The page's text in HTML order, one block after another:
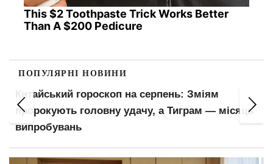
This $2 Toothpaste Trick Works Better
Than A $200 Pedicure
ПОПУЛЯРНІ НОВИНИ
Китайський гороскоп на серпень: Зміям
пророкують головну удачу, а Тиграм — місяць
випробувань